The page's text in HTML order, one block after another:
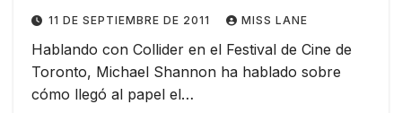
11 DE SEPTIEMBRE DE 2011 MISS LANE
Hablando con Collider en el Festival de Cine de
Toronto, Michael Shannon ha hablado sobre
cómo llegó al papel el…